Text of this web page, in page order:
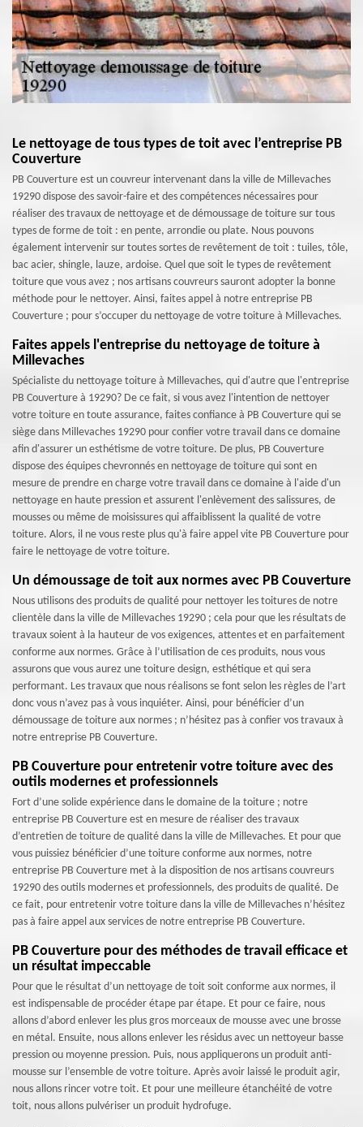
Le nettoyage de tous types de toit avec l’entreprise PB
Couverture
PB Couverture est un couvreur intervenant dans la ville de Millevaches
19290 dispose des savoir-faire et des compétences nécessaires pour
réaliser des travaux de nettoyage et de démoussage de toiture sur tous
types de forme de toit : en pente, arrondie ou plate. Nous pouvons
également intervenir sur toutes sortes de revêtement de toit : tuiles, tôle,
bac acier, shingle, lauze, ardoise. Quel que soit le types de revêtement
toiture que vous avez ; nos artisans couvreurs sauront adopter la bonne
méthode pour le nettoyer. Ainsi, faites appel à notre entreprise PB
Couverture ; pour s’occuper du nettoyage de votre toiture à Millevaches.
Faites appels l'entreprise du nettoyage de toiture à
Millevaches
Spécialiste du nettoyage toiture à Millevaches, qui d'autre que l'entreprise
PB Couverture à 19290? De ce fait, si vous avez l'intention de nettoyer
votre toiture en toute assurance, faites confiance à PB Couverture qui se
siège dans Millevaches 19290 pour confier votre travail dans ce domaine
afin d'assurer un esthétisme de votre toiture. De plus, PB Couverture
dispose des équipes chevronnés en nettoyage de toiture qui sont en
mesure de prendre en charge votre travail dans ce domaine à l'aide d'un
nettoyage en haute pression et assurent l'enlèvement des salissures, de
mousses ou même de moisissures qui affaiblissent la qualité de votre
toiture. Alors, il ne vous reste plus qu'à faire appel vite PB Couverture pour
faire le nettoyage de votre toiture.
Un démoussage de toit aux normes avec PB Couverture
Nous utilisons des produits de qualité pour nettoyer les toitures de notre
clientèle dans la ville de Millevaches 19290 ; cela pour que les résultats de
travaux soient à la hauteur de vos exigences, attentes et en parfaitement
conforme aux normes. Grâce à l’utilisation de ces produits, nous vous
assurons que vous aurez une toiture design, esthétique et qui sera
performant. Les travaux que nous réalisons se font selon les règles de l’art
donc vous n’avez pas à vous inquiéter. Ainsi, pour bénéficier d’un
démoussage de toiture aux normes ; n’hésitez pas à confier vos travaux à
notre entreprise PB Couverture.
PB Couverture pour entretenir votre toiture avec des
outils modernes et professionnels
Fort d’une solide expérience dans le domaine de la toiture ; notre
entreprise PB Couverture est en mesure de réaliser des travaux
d’entretien de toiture de qualité dans la ville de Millevaches. Et pour que
vous puissiez bénéficier d’une toiture conforme aux normes, notre
entreprise PB Couverture met à la disposition de nos artisans couvreurs
19290 des outils modernes et professionnels, des produits de qualité. De
ce fait, pour entretenir votre toiture dans la ville de Millevaches n’hésitez
pas à faire appel aux services de notre entreprise PB Couverture.
PB Couverture pour des méthodes de travail efficace et
un résultat impeccable
Pour que le résultat d’un nettoyage de toit soit conforme aux normes, il
est indispensable de procéder étape par étape. Et pour ce faire, nous
allons d’abord enlever les plus gros morceaux de mousse avec une brosse
en métal. Ensuite, nous allons enlever les résidus avec un nettoyeur basse
pression ou moyenne pression. Puis, nous appliquerons un produit anti-
mousse sur l’ensemble de votre toiture. Après avoir laissé le produit agir,
nous allons rincer votre toit. Et pour une meilleure étanchéité de votre
toit, nous allons pulvériser un produit hydrofuge.